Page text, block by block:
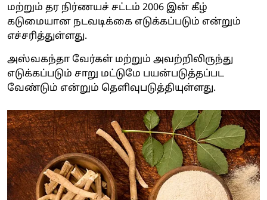
மற்றும் தர நிர்ணயச் சட்டம் 2006 இன் கீழ்
கடுமையான நடவடிக்கை எடுக்கப்படும் என்றும்
எச்சரித்துள்ளது.
அஸ்வகந்தா வேர்கள் மற்றும் அவற்றிலிருந்து
எடுக்கப்படும் சாறு மட்டுமே பயன்படுத்தப்பட
வேண்டும் என்றும் தெளிவுபடுத்தியுள்ளது.